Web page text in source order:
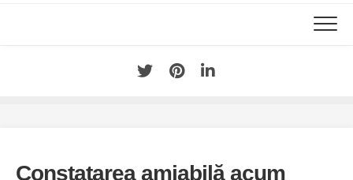
Constatarea amiabilă acum